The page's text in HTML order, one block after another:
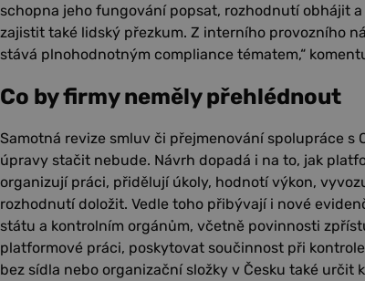
schopna jeho fungování popsat, rozhodnutí obhájit
zajistit také lidský přezkum. Z interního provozního
stává plnohodnotným compliance tématem,“
Co by firmy neměly přehlédnout
Samotná revize smluv či přejmenování spolupráce s
úpravy stačit nebude. Návrh dopadá i na to, jak
organizují práci, přidělují úkoly, hodnotí výkon,
rozhodnutí doložit. Vedle toho přibývají i nové
státu a kontrolním orgánům, včetně povinnosti
platformové práci, poskytovat součinnost při
bez sídla nebo organizační složky v Česku také určit